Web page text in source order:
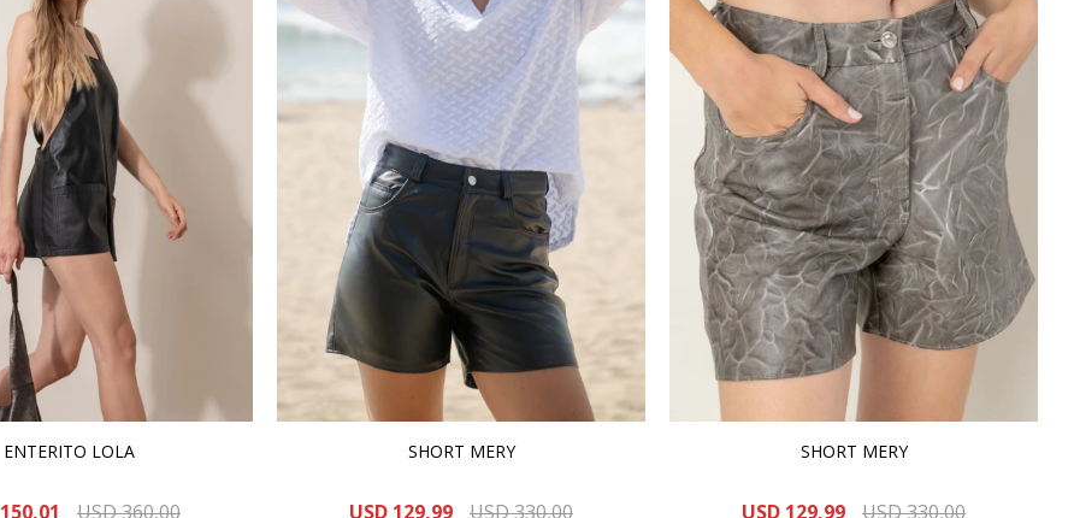
ENTERITO LOLA
150,01 USD360,00
SHORT MERY
USD 129,99 USD330,00
SHORT MERY
USD 129,99 USD330,00